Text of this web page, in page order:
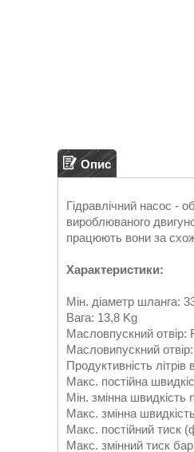
Опис
Гідравлічний насос -
вироблюваного
працюють вони за
Характеристики:
Мін. діаметр шланга:
Вага: 13,8 Kg
Масловпускний отвір:
Масловипускний
Продуктивність
Макс. постійна
Мін. змінна швидкість
Макс. змінна
Макс. постійний тиск
Макс. змінний тиск